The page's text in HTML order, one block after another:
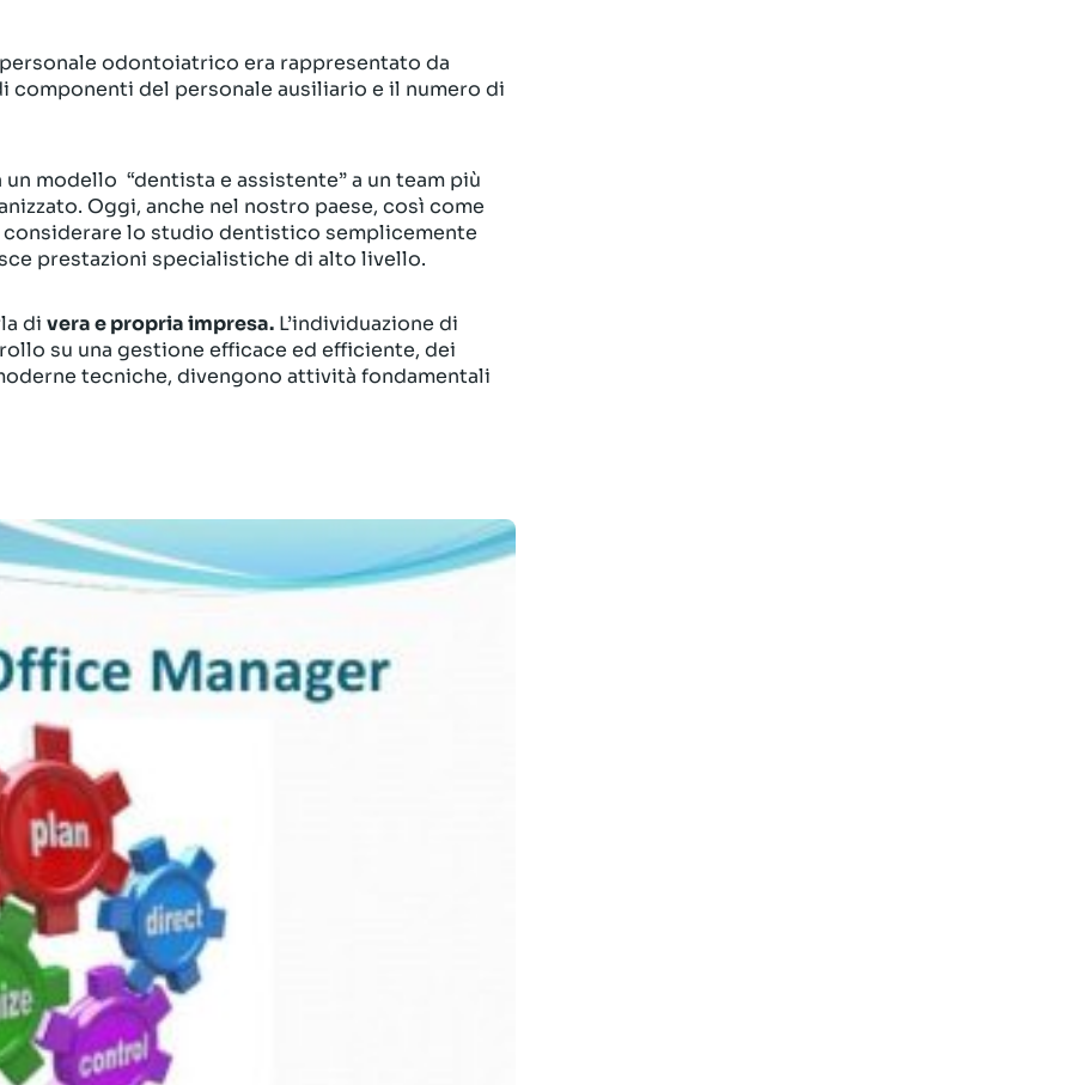
odontoiatrico era rappresentato da
del personale ausiliario e il numero di
modello “dentista e assistente” a un team più
Oggi, anche nel nostro paese, così come
lo studio dentistico semplicemente
prestazioni specialistiche di alto livello.
di vera e propria impresa. L’individuazione di
su una gestione efficace ed efficiente, dei
tecniche, divengono attività fondamentali